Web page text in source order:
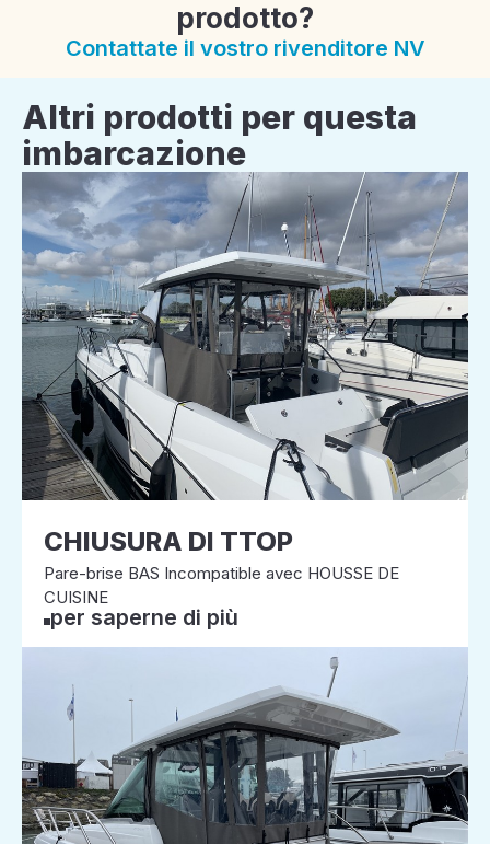
prodotto?
Contattate il vostro rivenditore NV
Altri prodotti per questa
imbarcazione
CHIUSURA DI TTOP
Pare-brise BAS Incompatible avec HOUSSE DE
CUISINE
per saperne di più